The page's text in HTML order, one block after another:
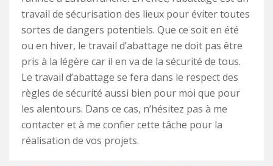
travail de sécurisation des lieux pour éviter toutes
sortes de dangers potentiels. Que ce soit en été
ou en hiver, le travail d’abattage ne doit pas être
pris à la légère car il en va de la sécurité de tous.
Le travail d’abattage se fera dans le respect des
règles de sécurité aussi bien pour moi que pour
les alentours. Dans ce cas, n’hésitez pas à me
contacter et à me confier cette tâche pour la
réalisation de vos projets.